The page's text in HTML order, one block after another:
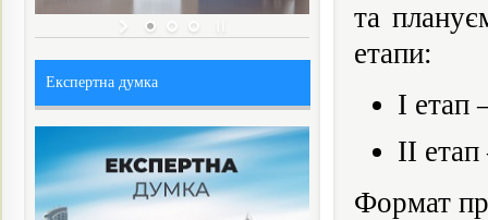
та
етапи:
І етап
ІІ
Формат
Експертна думка